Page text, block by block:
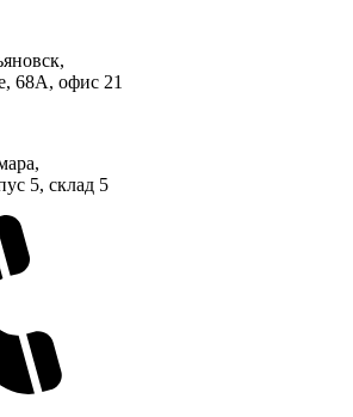
68А, офис 21
5, склад 5